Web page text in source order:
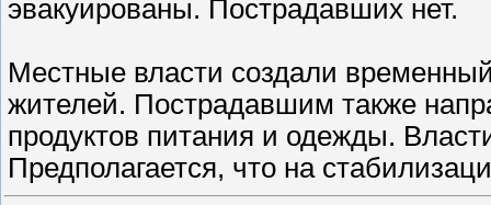
эвакуированы. Пострадавших нет.
Местные власти создали
жителей. Пострадавшим также
продуктов питания и одежды.
Предполагается, что на